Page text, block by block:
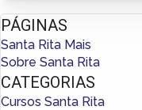
PÁGINAS
Santa Rita Mais
Sobre Santa Rita
CATEGORIAS
Cursos Santa Rita